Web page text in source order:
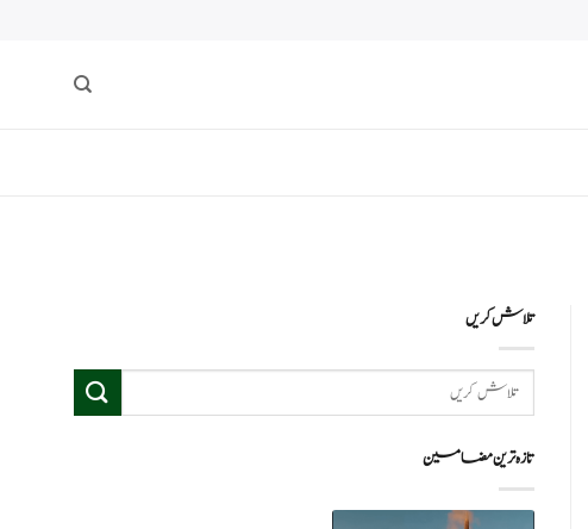
تلاش کریں
تازہ ترین مضامین